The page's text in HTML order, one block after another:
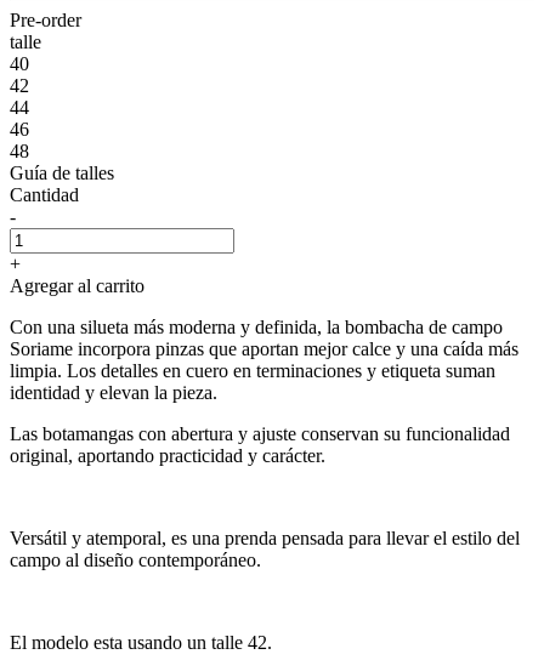
Pre-order
talle
40
42
44
46
48
Guía de talles
Cantidad
-
+
Agregar al carrito
Con una silueta más moderna y definida, la bombacha de campo
Soriame incorpora pinzas que aportan mejor calce y una caída más
limpia. Los detalles en cuero en terminaciones y etiqueta suman
identidad y elevan la pieza.
Las botamangas con abertura y ajuste conservan su funcionalidad
original, aportando practicidad y carácter.
Versátil y atemporal, es una prenda pensada para llevar el estilo del
campo al diseño contemporáneo.
El modelo esta usando un talle 42.